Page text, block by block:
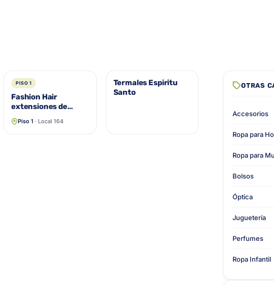
PISO 1
Fashion Hair
extensiones de
cabello
Piso 1 · Local 164
Termales Espiritu
Santo
OTRAS
Accesorios
Ropa para
Ropa para
Bolsos
Óptica
Juguetería
Perfumes
Ropa Infantil